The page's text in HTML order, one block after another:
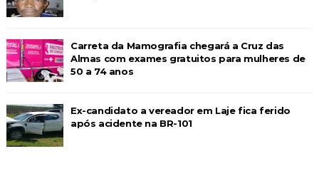
Carreta da Mamografia chegará a Cruz das
Almas com exames gratuitos para mulheres de
50 a 74 anos
Ex-candidato a vereador em Laje fica ferido
após acidente na BR-101